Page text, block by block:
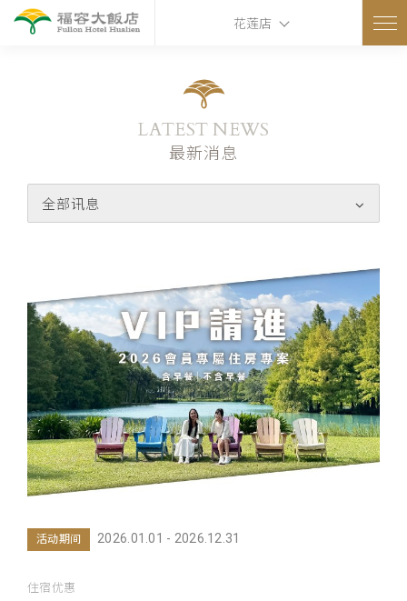
花莲店
LATEST NEWS
最新消息
全部讯息
活动期间 2026.01.01 - 2026.12.31
住宿优惠